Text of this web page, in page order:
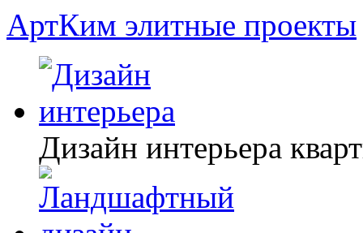
АртКим элитные проекты
Дизайн интерьера